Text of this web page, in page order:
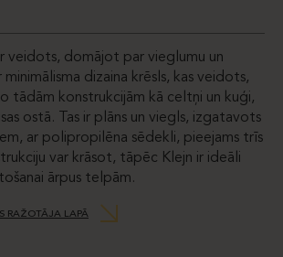
veidots, domājot par vieglumu un
minimālisma dizaina krēsls, kas veidots,
tādām konstrukcijām kā celtņi un kuģi,
ostā. Tas ir plāns un viegls, izgatavots
ar polipropilēna sēdekli, pieejams trīs
var krāsot, tāpēc Klejn ir ideāli
ārpus telpām.
RAŽOTĀJA LAPĀ